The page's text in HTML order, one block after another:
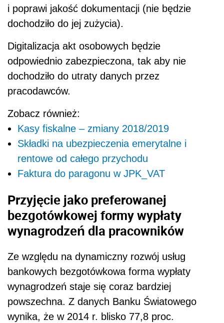
i poprawi jakość dokumentacji (nie będzie
dochodziło do jej zużycia).
Digitalizacja akt osobowych będzie
odpowiednio zabezpieczona, tak aby nie
dochodziło do utraty danych przez
pracodawców.
Zobacz również:
Kasy fiskalne – zmiany 2018/2019
Składki na ubezpieczenia emerytalne i
rentowe od całego przychodu
Faktura do paragonu w JPK_VAT
Przyjęcie jako preferowanej
bezgotówkowej formy wypłaty
wynagrodzeń dla pracowników
Ze względu na dynamiczny rozwój usług
bankowych bezgotówkowa forma wypłaty
wynagrodzeń staje się coraz bardziej
powszechna. Z danych Banku Światowego
wynika, że w 2014 r. blisko 77,8 proc.